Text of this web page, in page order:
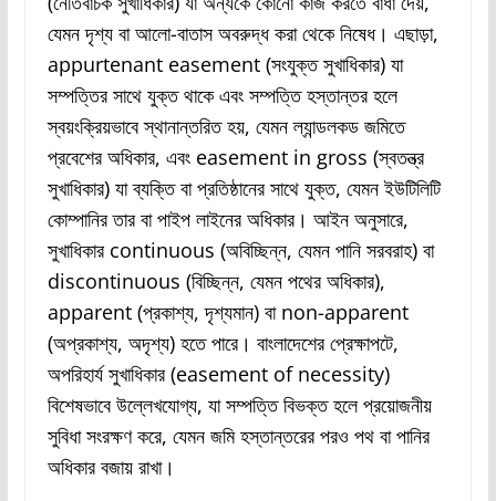
যেমন দৃশ্য বা আলো-বাতাস অবরুদ্ধ করা থেকে নিষেধ। এছাড়া,
appurtenant easement (সংযুক্ত সুখাধিকার) যা
সম্পত্তির সাথে যুক্ত থাকে এবং সম্পত্তি হস্তান্তর হলে
স্বয়ংক্রিয়ভাবে স্থানান্তরিত হয়, যেমন ল্যান্ডলকড জমিতে
প্রবেশের অধিকার, এবং easement in gross (স্বতন্ত্র
সুখাধিকার) যা ব্যক্তি বা প্রতিষ্ঠানের সাথে যুক্ত, যেমন ইউটিলিটি
কোম্পানির তার বা পাইপ লাইনের অধিকার। আইন অনুসারে,
সুখাধিকার continuous (অবিচ্ছিন্ন, যেমন পানি সরবরাহ) বা
discontinuous (বিচ্ছিন্ন, যেমন পথের অধিকার),
apparent (প্রকাশ্য, দৃশ্যমান) বা non-apparent
(অপ্রকাশ্য, অদৃশ্য) হতে পারে। বাংলাদেশের প্রেক্ষাপটে,
অপরিহার্য সুখাধিকার (easement of necessity)
বিশেষভাবে উল্লেখযোগ্য, যা সম্পত্তি বিভক্ত হলে প্রয়োজনীয়
সুবিধা সংরক্ষণ করে, যেমন জমি হস্তান্তরের পরও পথ বা পানির
অধিকার বজায় রাখা।